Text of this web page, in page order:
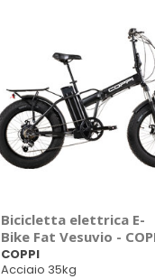
Bicicletta elettrica E-
Bike Fat Vesuvio -
COPPI
Acciaio 35kg